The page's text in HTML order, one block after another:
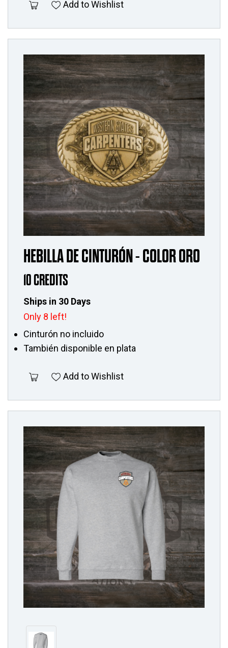
Add to Wishlist
HEBILLA DE CINTURÓN - COLOR ORO
10 CREDITS
Ships in 30 Days
Only 8 left!
Cinturón no incluido
También disponible en plata
Add to Wishlist